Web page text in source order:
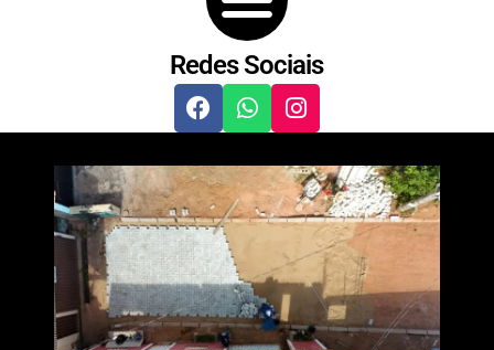
Redes Sociais